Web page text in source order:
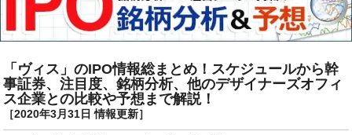
「ヴィス」のIPO情報総まとめ！スケジュールから幹
事証券、注目度、銘柄分析、他のデザイナーズオフィ
ス企業との比較や予想まで解説！
［2020年3月31日 情報更新］